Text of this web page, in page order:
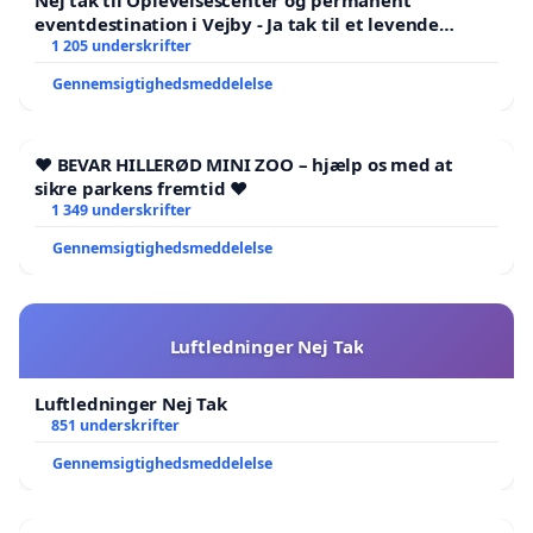
og ergoterapi””
Formand for Børne- og Ungdomsudvalget
jakob_naesager@kk.dk
Gorm Anker Gunnarsen - Enhedslisten
Katrine_Hassenkam@kk.dk
Knud Holt Nielsen - Enhedslisten
Knud_Holt_Nielsen@kk.dk
Marcus Vesterager - Socialdemokratiet
Marcus_Vesterager@kk.dk
eventdestination i Vejby - Ja tak til et levende
lokalområde i balance
1 205 underskrifter
Gennemsigtighedsmeddelelse
❤️ BEVAR HILLERØD MINI ZOO – hjælp os med at
sikre parkens fremtid ❤️
1 349 underskrifter
Gennemsigtighedsmeddelelse
Luftledninger Nej Tak
Luftledninger Nej Tak
851 underskrifter
Gennemsigtighedsmeddelelse